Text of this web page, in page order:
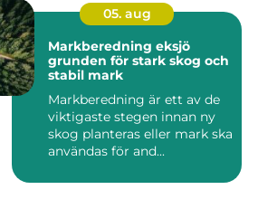
05. aug
Markberedning eksjö
grunden för stark skog och
stabil mark
Markberedning är ett av de
viktigaste stegen innan ny
skog planteras eller mark ska
användas för and...